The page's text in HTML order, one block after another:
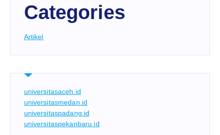
Categories
Artikel
universitasaceh.id
universitasmedan.id
universitaspadang.id
universitaspekanbaru.id